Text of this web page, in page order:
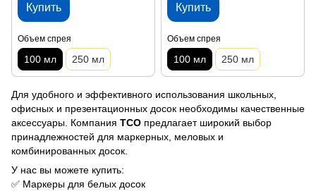
Купить
Объем спрея
100 мл 250 мл
Купить
Объем спрея
100 мл 250 мл
Для удобного и эффективного использования школьных,
офисных и презентационных досок необходимы качественные
аксессуары. Компания TCO предлагает широкий выбор
принадлежностей для маркерных, меловых и
комбинированных досок.
У нас вы можете купить:
✅ Маркеры для белых досок